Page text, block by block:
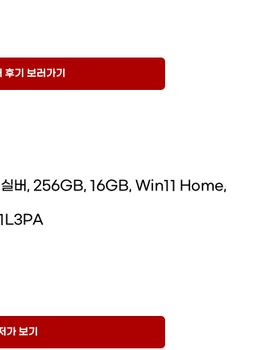
기 보러가기
버, 256GB, 16GB, Win11 Home,
가 보기